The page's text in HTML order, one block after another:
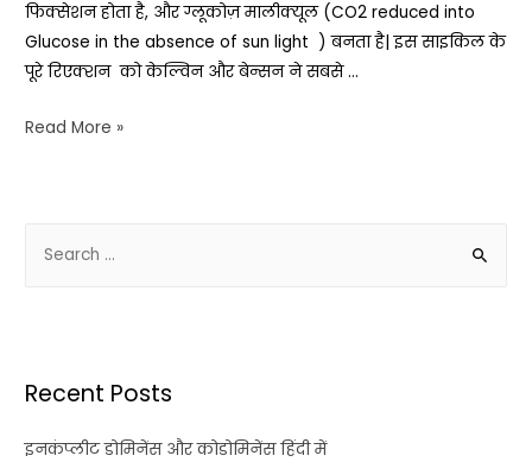
फिक्सेशन होता है, और ग्लूकोज़ मालीक्यूल (CO2 reduced into
Glucose in the absence of sun light ) बनता है| इस साइकिल के
पूरे रिएक्शन को केल्विन और बेन्सन ने सबसे …
Read More »
Recent Posts
इनकंप्लीट डोमिनेंस और कोडोमिनेंस हिंदी में